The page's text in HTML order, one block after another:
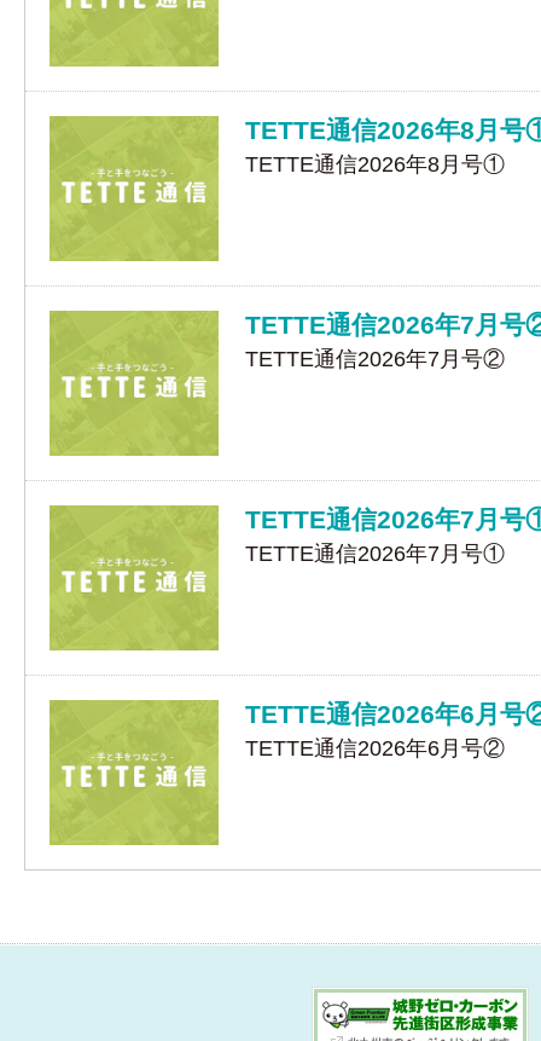
TETTE通信2026年8月号
TETTE通信2026年8月号①
TETTE通信2026年7月号
TETTE通信2026年7月号②
TETTE通信2026年7月号
TETTE通信2026年7月号①
TETTE通信2026年6月号
TETTE通信2026年6月号②